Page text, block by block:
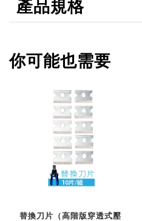
產品規格
你可能也需要
替換刀片（高階版穿透式壓